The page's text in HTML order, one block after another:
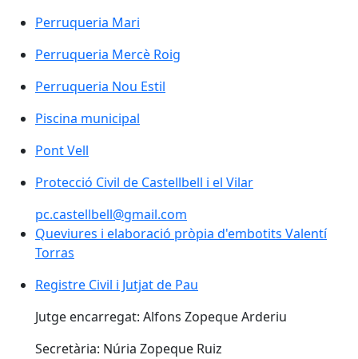
Perruqueria Mari
Perruqueria Mercè Roig
Perruqueria Nou Estil
Piscina municipal
Piscina municipal
Pont Vell
Pont Vell
Protecció Civil de Castellbell i el Vilar
pc.castellbell@gmail.com
Queviures i elaboració pròpia d'embotits Valentí
Torras
Registre Civil i Jutjat de Pau
Jutge encarregat: Alfons Zopeque Arderiu
Secretària: Núria Zopeque Ruiz